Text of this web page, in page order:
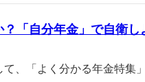
「自分年金」で自衛し
、「よく分かる年金特集